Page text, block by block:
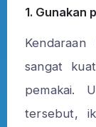
1. Gunakan
sangat
pemakai.
tersebut,